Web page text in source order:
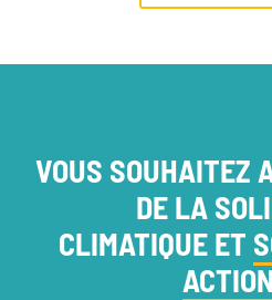
VOUS SOUHAITEZ
DE LA
CLIMATIQUE ET